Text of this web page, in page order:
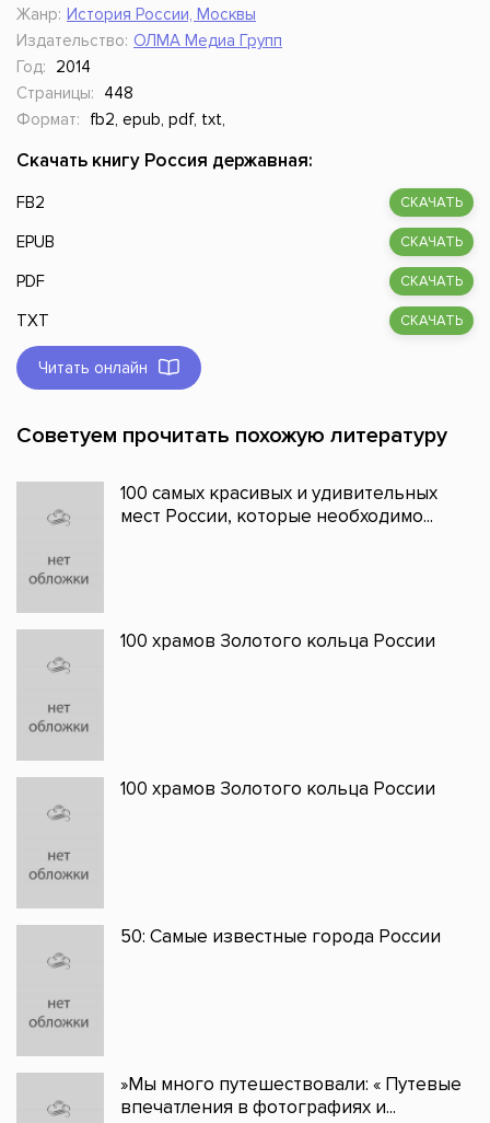
Жанр: История России, Москвы
Издательство: ОЛМА Медиа Групп
Год:
2014
Страницы:
448
Формат:
fb2, epub, pdf, txt,
Скачать книгу Россия державная:
FB2 СКАЧАТЬ
EPUB СКАЧАТЬ
PDF СКАЧАТЬ
TXT СКАЧАТЬ
Читать онлайн
Советуем прочитать похожую литературу
100 самых красивых и удивительных
мест России, которые необходимо...
100 храмов Золотого кольца России
100 храмов Золотого кольца России
50: Самые известные города России
»Мы много путешествовали: « Путевые
впечатления в фотографиях и...